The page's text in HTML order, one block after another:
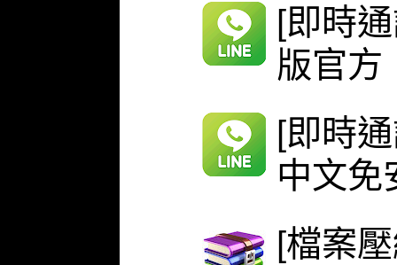
[即時
版官方
[即時
中文免
[檔案